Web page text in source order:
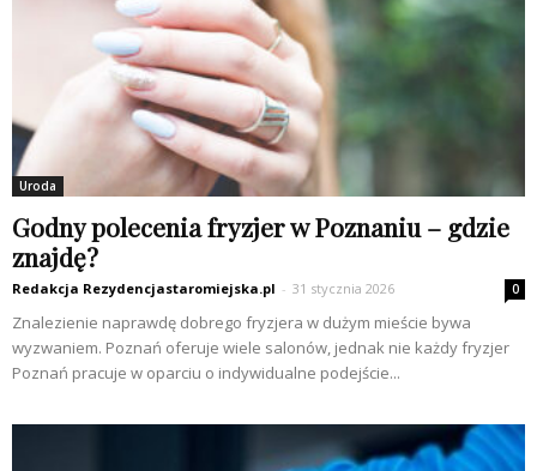
Uroda
Godny polecenia fryzjer w Poznaniu – gdzie
znajdę?
Redakcja Rezydencjastaromiejska.pl - 31 stycznia 2026 0
Znalezienie naprawdę dobrego fryzjera w dużym mieście bywa
wyzwaniem. Poznań oferuje wiele salonów, jednak nie każdy fryzjer
Poznań pracuje w oparciu o indywidualne podejście...